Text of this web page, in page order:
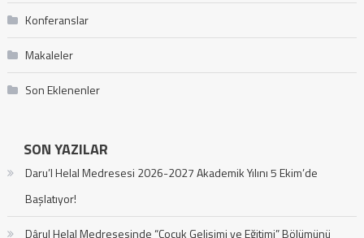
Konferanslar
Makaleler
Son Eklenenler
SON YAZILAR
Daru’l Helal Medresesi 2026-2027 Akademik Yılını 5 Ekim’de
Başlatıyor!
Dârul Helal Medresesinde “Çocuk Gelişimi ve Eğitimi” Bölümünü